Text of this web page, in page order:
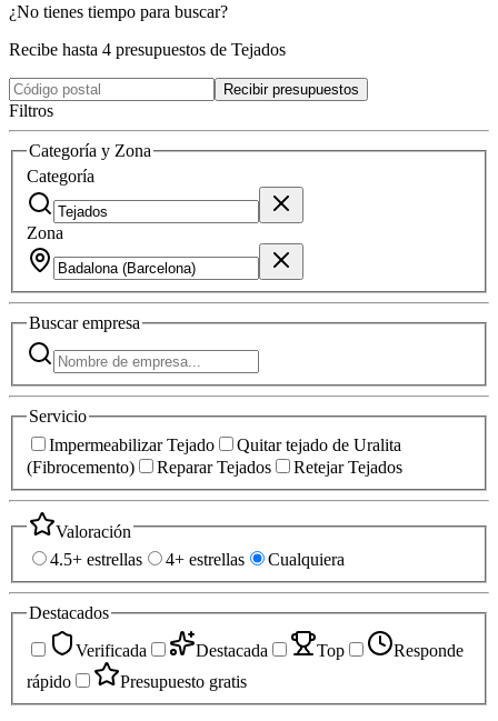
¿No tienes tiempo para buscar?
Recibe hasta 4 presupuestos de Tejados
Recibir presupuestos
Filtros
Categoría y Zona
Categoría
Zona
Buscarempresa
Servicio
Impermeabilizar Tejado
Quitar tejado de Uralita
(Fibrocemento)
Reparar Tejados Retejar Tejados
Valoración
4.5+ estrellas
4+ estrellas Cualquiera
Destacados
Verificada
Destacada Top
Responde
rápido
Presupuesto gratis